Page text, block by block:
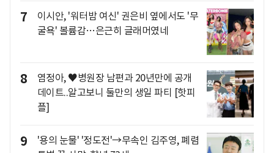
7
이시안, '워터밤 여신' 권은비 옆에서도 '무
굴욕' 볼륨감…은근히 글래머였네
8
염정아, ♥병원장 남편과 20년만에 공개
데이트..알고보니 둘만의 생일 파티 [핫피
플]
9
'용의 눈물' '정도전'→무속인 김주영, 폐렴